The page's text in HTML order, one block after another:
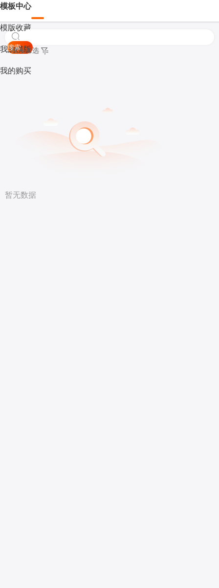
模板中心
模版收藏
我的模版
我的购买
搜索
模板筛选
暂无数据